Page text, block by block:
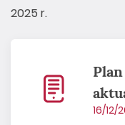
2025 r.
16/12/